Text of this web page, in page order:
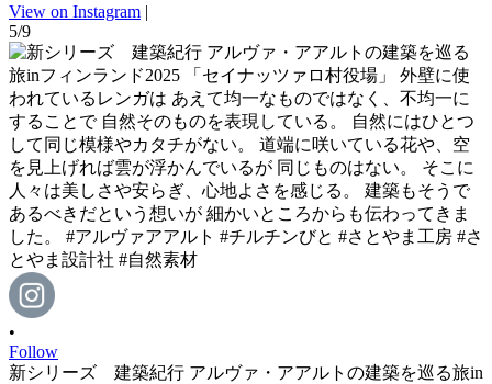
View on Instagram |
5/9
•
Follow
新シリーズ 建築紀行 アルヴァ・アアルトの建築を巡る旅in